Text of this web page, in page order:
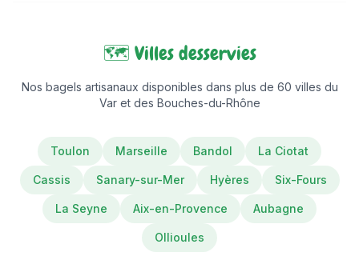
🗺️ Villes desservies
Nos bagels artisanaux disponibles dans plus de 60 villes du
Var et des Bouches-du-Rhône
Toulon Marseille Bandol La Ciotat
Cassis Sanary-sur-Mer Hyères Six-Fours
La Seyne Aix-en-Provence Aubagne
Ollioules